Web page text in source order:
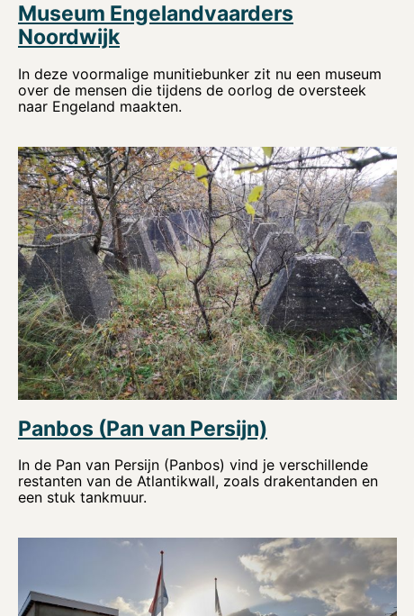
Museum Engelandvaarders
Noordwijk
In deze voormalige munitiebunker zit nu een museum
over de mensen die tijdens de oorlog de oversteek
naar Engeland maakten.
Panbos (Pan van Persijn)
In de Pan van Persijn (Panbos) vind je verschillende
restanten van de Atlantikwall, zoals drakentanden en
een stuk tankmuur.